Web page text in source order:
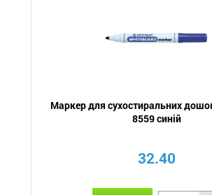
Маркер для сухостиральних
8559 синій
32.40